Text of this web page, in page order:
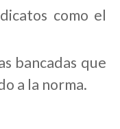
como el
bancadas que
a la norma.